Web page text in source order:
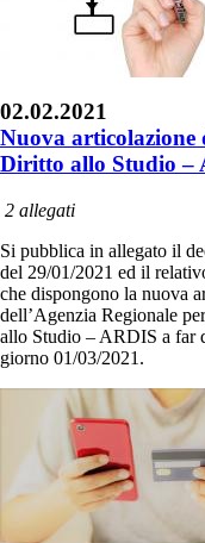
02.02.2021
Nuova articolazione
Diritto allo Studio –
2 allegati
Si pubblica in allegato il
del 29/01/2021 ed il
che dispongono la nuova
dell’Agenzia Regionale
allo Studio – ARDIS a far
giorno 01/03/2021.